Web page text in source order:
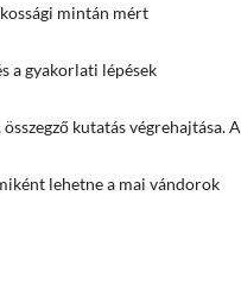
mintán mért
a gyakorlati lépések
kutatás végrehajtása. A
lehetne a mai vándorok